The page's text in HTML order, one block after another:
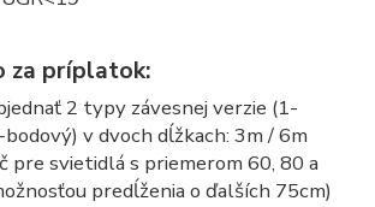
za príplatok:
2 typy závesnej verzie (1-
v dvoch dĺžkach: 3m / 6m
pre svietidlá s priemerom 60, 80 a
predĺženia o ďalších 75cm)